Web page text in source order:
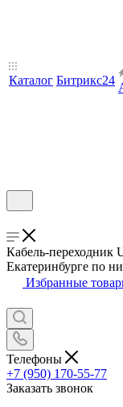
Каталог Битрикс24
Кабель-переходник
Екатеринбурге по
Избранные
Телефоны
+7 (950) 170-55-77
Заказать звонок